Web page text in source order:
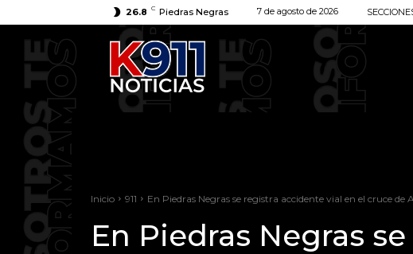
26.8 C Piedras Negras 7 de agosto de 2026
Inicio 911 En Piedras Negras se registra accidente vial en el cruce de
En Piedras Negras